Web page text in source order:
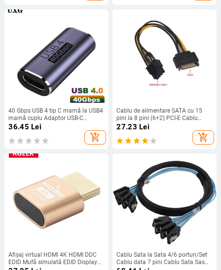
40 Gbps USB 4 tip C mamă la USB4
mamă cuplu Adaptor USB-C
Conector Convertor dispozitiv tip C
Adaptor de date Adaptor mini USB
36.45 Lei
add_shopping_cart
Cablu de alimentare SATA cu 15
pini la 8 pini (6+2) PCI-E Cablu
SATA de 20 cm Cablu cu 15 pini la
8 pini Cablu 18 AWG pentru placa
video 20J27
27.23 Lei
add_shopping_cart
Afișaj virtual HDMI 4K HDMI DDC
EDID Mufă simulată EDID Display
Cablu Sata la Sata 4/6 porturi/Set
Cablu data 7 pini Cablu Sata Sas